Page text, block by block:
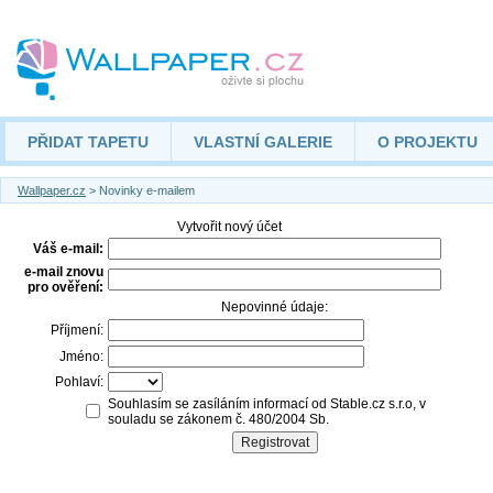
PŘIDAT TAPETU VLASTNÍ GALERIE O PROJEKTU
Wallpaper.cz > Novinky e-mailem